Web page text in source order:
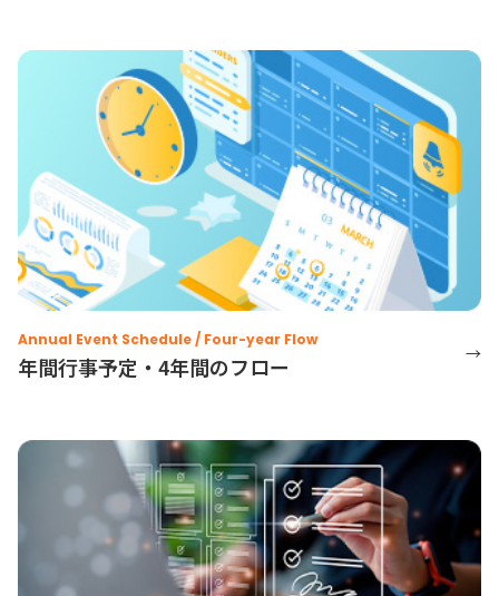
Annual Event Schedule / Four-year Flow
年間行事予定・4年間のフロー →